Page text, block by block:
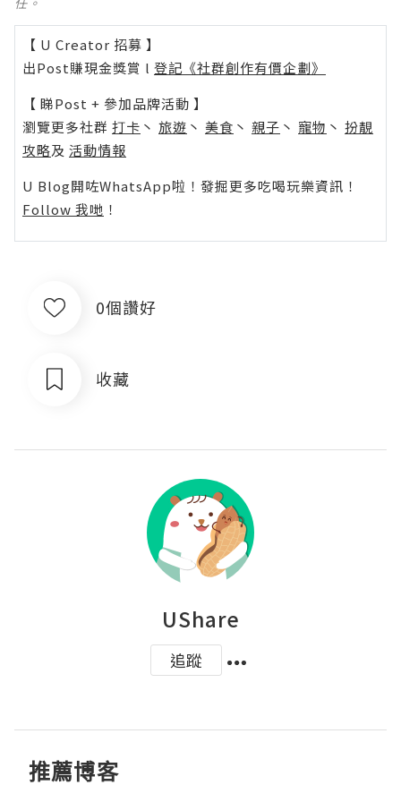
【 U Creator 招募 】
出Post賺現金獎賞 l 登記《社群創作有價企劃》
【 睇Post + 參加品牌活動 】
瀏覽更多社群 打卡 丶 旅遊 丶 美食 丶 親子 丶 寵物 丶 扮靚
攻略及 活動情報
U Blog開咗WhatsApp啦！發掘更多吃喝玩樂資訊！
Follow 我哋 ！
0個讚好
收藏
UShare
追蹤
推薦博客